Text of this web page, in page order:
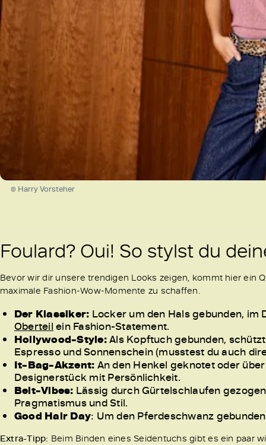
© Harry Vorsteher
Foulard? Oui! So stylst du
Bevor wir dir unsere trendigen Looks zeigen, kommt hier ein
maximale Fashion-Wow-Momente zu schaffen.
Der Klassiker: Locker um den Hals gebunden,
Oberteil ein Fashion-Statement.
Hollywood-Style:Als Kopftuch gebunden,
Espresso und Sonnenschein (musstest du auch
It-Bag-Akzent: An den Henkel geknotet oder
Designerstück mit Persönlichkeit.
Belt-Vibes: Lässig durch Gürtelschlaufen
Pragmatismus und Stil.
Good Hair Day: Um den Pferdeschwanz
Extra-Tipp: Beim Binden eines Seidentuchs gibt es ein paar